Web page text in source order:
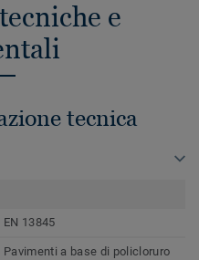
e
tecnica
EN 13845
Pavimenti a base di policloruro